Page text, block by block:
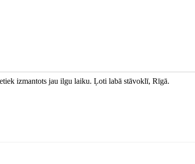
izmantots jau ilgu laiku. Ļoti labā stāvoklī, Rīgā.